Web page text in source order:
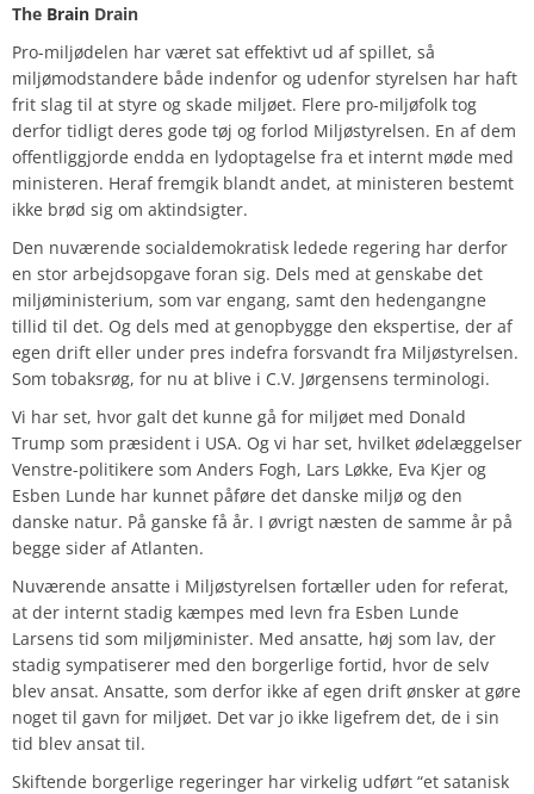
The Brain Drain
Pro-miljødelen har været sat effektivt ud af spillet, så
miljømodstandere både indenfor og udenfor styrelsen har haft
frit slag til at styre og skade miljøet. Flere pro-miljøfolk tog
derfor tidligt deres gode tøj og forlod Miljøstyrelsen. En af dem
offentliggjorde endda en lydoptagelse fra et internt møde med
ministeren. Heraf fremgik blandt andet, at ministeren bestemt
ikke brød sig om aktindsigter.
Den nuværende socialdemokratisk ledede regering har derfor
en stor arbejdsopgave foran sig. Dels med at genskabe det
miljøministerium, som var engang, samt den hedengangne
tillid til det. Og dels med at genopbygge den ekspertise, der af
egen drift eller under pres indefra forsvandt fra Miljøstyrelsen.
Som tobaksrøg, for nu at blive i C.V. Jørgensens terminologi.
Vi har set, hvor galt det kunne gå for miljøet med Donald
Trump som præsident i USA. Og vi har set, hvilket ødelæggelser
Venstre-politikere som Anders Fogh, Lars Løkke, Eva Kjer og
Esben Lunde har kunnet påføre det danske miljø og den
danske natur. På ganske få år. I øvrigt næsten de samme år på
begge sider af Atlanten.
Nuværende ansatte i Miljøstyrelsen fortæller uden for referat,
at der internt stadig kæmpes med levn fra Esben Lunde
Larsens tid som miljøminister. Med ansatte, høj som lav, der
stadig sympatiserer med den borgerlige fortid, hvor de selv
blev ansat. Ansatte, som derfor ikke af egen drift ønsker at gøre
noget til gavn for miljøet. Det var jo ikke ligefrem det, de i sin
tid blev ansat til.
Skiftende borgerlige regeringer har virkelig udført “et satanisk